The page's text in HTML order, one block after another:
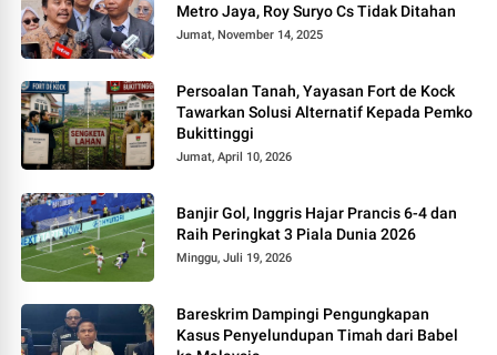
Metro Jaya, Roy Suryo Cs Tidak Ditahan
Jumat, November 14, 2025
Persoalan Tanah, Yayasan Fort de Kock
Tawarkan Solusi Alternatif Kepada Pemko
Bukittinggi
Jumat, April 10, 2026
Banjir Gol, Inggris Hajar Prancis 6-4 dan
Raih Peringkat 3 Piala Dunia 2026
Minggu, Juli 19, 2026
Bareskrim Dampingi Pengungkapan
Kasus Penyelundupan Timah dari Babel